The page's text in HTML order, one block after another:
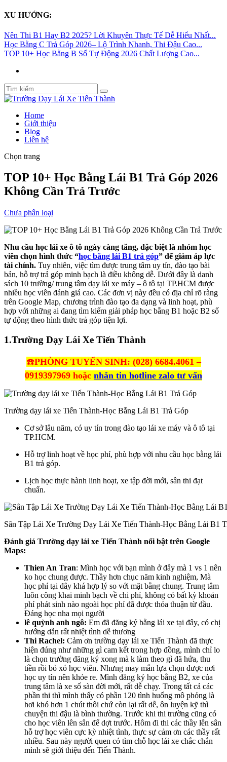
XU HƯỚNG:
Nên Thi B1 Hay B2 2025? Lời Khuyên Thực Tế Dễ Hiểu Nhất...
Học Bằng C Trả Góp 2026– Lộ Trình Nhanh, Thi Đậu Cao...
TOP 10+ Học Bằng B Số Tự Động 2026 Chất Lượng Cao...
Home
Giới thiệu
Blog
Liên hệ
Chọn trang
TOP 10+ Học Bằng Lái B1 Trả Góp 2026
Không Cần Trả Trước
Chưa phân loại
Nhu cầu học lái xe ô tô ngày càng tăng, đặc biệt là nhóm học
viên chọn hình thức “học bằng lái B1 trả góp” để giảm áp lực
tài chính. Tuy nhiên, việc tìm được trung tâm uy tín, đào tạo bài
bản, hỗ trợ trả góp minh bạch là điều không dễ. Dưới đây là danh
sách 10 trường/ trung tâm dạy lái xe máy – ô tô tại TP.HCM được
nhiều học viên đánh giá cao. Các đơn vị này đều có địa chỉ rõ ràng
trên Google Map, chương trình đào tạo đa dạng và linh hoạt, phù
hợp với những ai đang tìm kiếm giải pháp học bằng B1 hoặc B2 số
tự động theo hình thức trả góp tiện lợi.
1.Trường Dạy Lái Xe Tiến Thành
☎️PHÒNG TUYỂN SINH: (028) 6684.4061 –
0919397969 hoặc nhắn tin hotline zalo tư vấn
Trường dạy lái xe Tiến Thành-Học Bằng Lái B1 Trả Góp
Cơ sở lâu năm, có uy tín trong đào tạo lái xe máy và ô tô tại
TP.HCM.
Hỗ trợ linh hoạt về học phí, phù hợp với nhu cầu học bằng lái
B1 trả góp.
Lịch học thực hành linh hoạt, xe tập đời mới, sân thi đạt
chuẩn.
Sân Tập Lái Xe Trường Dạy Lái Xe Tiến Thành-Học Bằng Lái B1
Đánh giá Trường dạy lái xe Tiến Thành nổi bật trên Google
Maps:
Thien An Tran: Mình học với bạn mình ở đây mà 1 vs 1 nên
ko học chung được. Thầy hơn chục năm kinh nghiệm, Mà
học phí tại đây khá hợp lý so với mặt bằng chung. Trung tâm
luôn công khai minh bạch về chi phí, không có bất kỳ khoản
phí phát sinh nào ngoài học phí đã được thỏa thuận từ đầu.
Đáng học nha mọi người
lê quỳnh anh ngô: Em đã đăng ký bằng lái xe tại đây, có chị
hướng dẫn rất nhiệt tình dễ thương
Thi Rachel: Cảm ơn trường dạy lái xe Tiến Thành đã thực
hiện đúng như những gì cam kết trong hợp đồng, mình chỉ lo
là chọn trường đăng ký xong mà k làm theo gì đã hứa, thu
tiền rồi bỏ xó học viên. Nhưng may mắn lựa chọn được nơi
học uy tín nên khỏe re. Mình đăng ký học bằng B2, xe của
trung tâm là xe số sàn đời mới, rất dễ chạy. Trong tất cả các
phần thi thì mình thấy có phần 120 tình huống mô phỏng là
hơi khó hơn 1 chút thôi chứ còn lại rất dễ, ôn luyện kỹ thì
chuyện thi đậu là bình thường. Trước khi thi trường cũng có
cho học viên lên sân để dợt trước. Hôm đi thi các thầy lên sân
hỗ trợ học viên cực kỳ nhiệt tình, thực sự cảm ơn các thầy rất
nhiều. Sau này người quen có tìm chỗ học lái xe chắc chắn
mình sẽ giới thiệu đến Tiến Thành.